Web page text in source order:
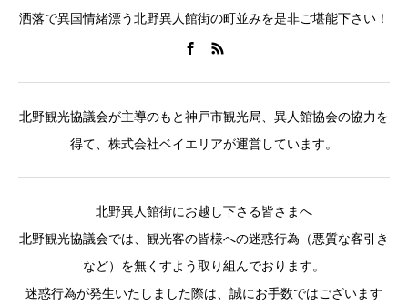
洒落で異国情緒漂う北野異人館街の町並みを是非ご堪能下さい！
北野観光協議会が主導のもと神戸市観光局、異人館協会の協力を
得て、株式会社ベイエリアが運営しています。
北野異人館街にお越し下さる皆さまへ
北野観光協議会では、観光客の皆様への迷惑行為（悪質な客引き
など）を無くすよう取り組んでおります。
迷惑行為が発生いたしました際は、誠にお手数ではございます